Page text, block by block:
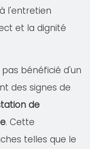
l'entretien
et la dignité
bénéficié d'un
des signes de
de
. Cette
telles que le